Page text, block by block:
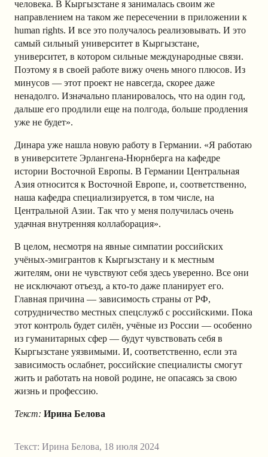
человека. В Кыргызстане я занималась своим же
направлением на таком же пересечении в приложении к
human rights. И все это получалось реализовывать. И это
самый сильный университет в Кыргызстане,
университет, в котором сильные международные связи.
Поэтому я в своей работе вижу очень много плюсов. Из
минусов — этот проект не навсегда, скорее даже
ненадолго. Изначально планировалось, что на один год,
дальше его продлили еще на полгода, больше продления
уже не будет».
Динара уже нашла новую работу в Германии. «Я работаю
в университете Эрлангена-Нюрнберга на кафедре
истории Восточной Европы. В Германии Центральная
Азия относится к Восточной Европе, и, соответственно,
наша кафедра специализируется, в том числе, на
Центральной Азии. Так что у меня получилась очень
удачная внутренняя коллаборация».
В целом, несмотря на явные симпатии российских
учёных-эмигрантов к Кыргызстану и к местным
жителям, они не чувствуют себя здесь уверенно. Все они
не исключают отъезд, а кто-то даже планирует его.
Главная причина — зависимость страны от РФ,
сотрудничество местных спецслужб с российскими. Пока
этот контроль будет силён, учёные из России — особенно
из гуманитарных сфер — будут чувствовать себя в
Кыргызстане уязвимыми. И, соответственно, если эта
зависимость ослабнет, российские специалисты смогут
жить и работать на новой родине, не опасаясь за свою
жизнь и профессию.
Текст: Ирина Белова
Текст: Ирина Белова, 18 июля 2024